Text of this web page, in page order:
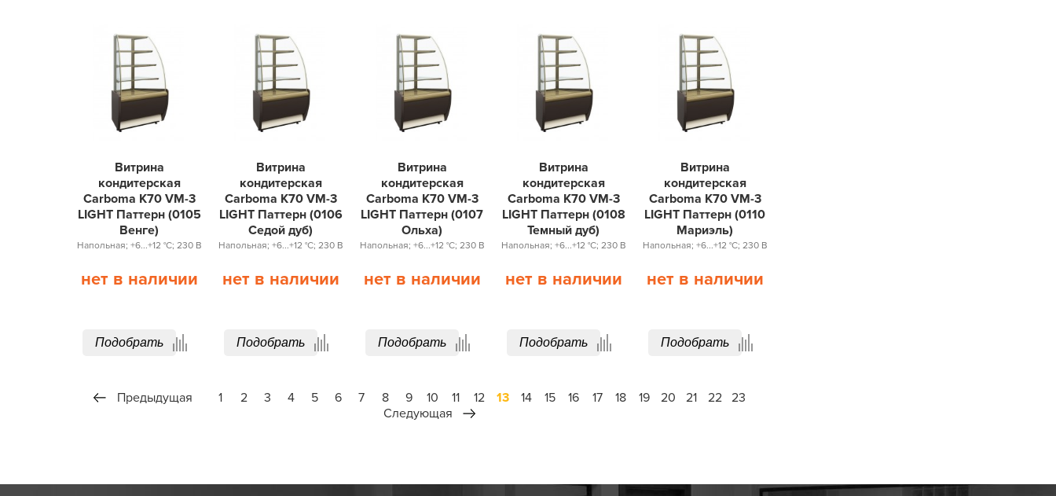
Витрина
кондитерская
Carboma K70 VM-3
LIGHT Паттерн (0105
Венге)
Напольная; +6...+12 °С; 230 В
нет в наличии
Подобрать
Витрина
кондитерская
Carboma K70 VM-3
LIGHT Паттерн (0106
Седой дуб)
Напольная; +6...+12 °С; 230 В
нет в наличии
Подобрать
Витрина
кондитерская
Carboma K70 VM-3
LIGHT Паттерн (0107
Ольха)
Напольная; +6...+12 °С; 230 В
нет в наличии
Подобрать
Витрина
кондитерская
Carboma K70 VM-3
LIGHT Паттерн (0108
Темный дуб)
Напольная; +6...+12 °С; 230 В
нет в наличии
Подобрать
Витрина
кондитерская
Carboma K70 VM-3
LIGHT Паттерн (0110
Мариэль)
Напольная; +6...+12 °С; 230 В
нет в наличии
Подобрать
Предыдущая 1 2 3 4 5 6 7 8 9 10 11 12 13 14 15 16 17 18 19 20 21 22 23
Следующая